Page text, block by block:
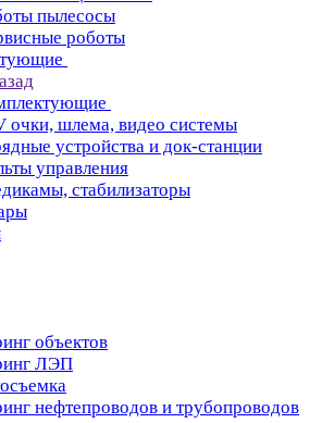
пылесосы
роботы
очки, шлема, видео системы
устройства и док-станции
управления
стабилизаторы
объектов
ЛЭП
нефтепроводов и трубопроводов